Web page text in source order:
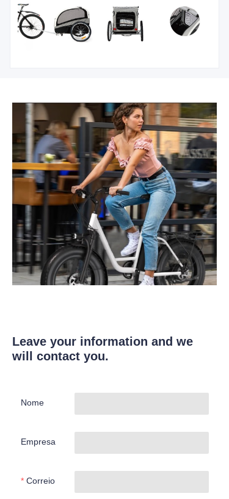
Leave your information and we
will contact you.
Nome
Empresa
Correio